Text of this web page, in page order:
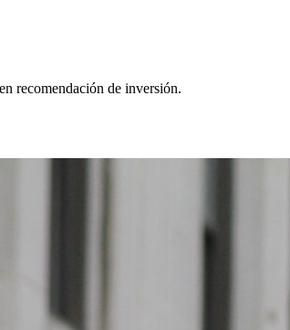
recomendación de inversión.